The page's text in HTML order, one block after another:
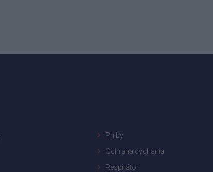
Prilby
Ochrana dýchania
Respirátor